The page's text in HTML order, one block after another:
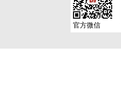
官方微信